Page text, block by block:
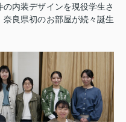
内装デザインを現役学生さ
良県初のお部屋が続々誕生